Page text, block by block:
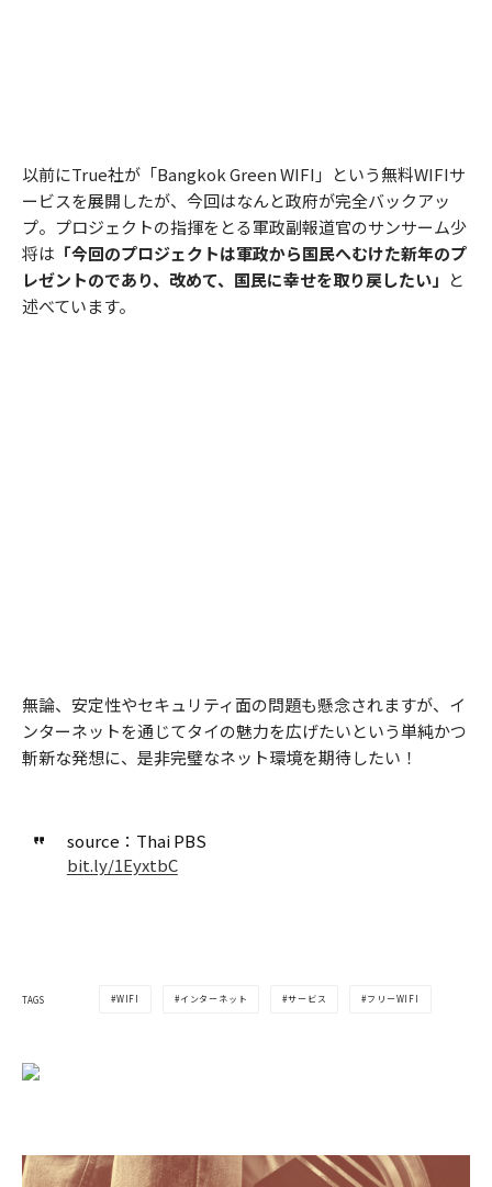
以前にTrue社が「Bangkok Green WIFI」という無料WIFIサ
ービスを展開したが、今回はなんと政府が完全バックアッ
プ。プロジェクトの指揮をとる軍政副報道官のサンサーム少
将は 「今回のプロジェクトは軍政から国民へむけた新年のプ
レゼントのであり、改めて、国民に幸せを取り戻したい」 と
述べています。
無論、安定性やセキュリティ面の問題も懸念されますが、イ
ンターネットを通じてタイの魅力を広げたいという単純かつ
斬新な発想に、是非完璧なネット環境を期待したい！
source：Thai PBS
bit.ly/1EyxtbC
TAGS WIFI インターネット サービス フリーWIFI